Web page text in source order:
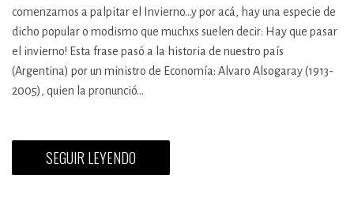
comenzamos a palpitar el Invierno…y por acá, hay una especie de
dicho popular o modismo que muchxs suelen decir: Hay que pasar
el invierno! Esta frase pasó a la historia de nuestro país
(Argentina) por un ministro de Economía: Alvaro Alsogaray (1913-
2005), quien la pronunció…
SEGUIR LEYENDO